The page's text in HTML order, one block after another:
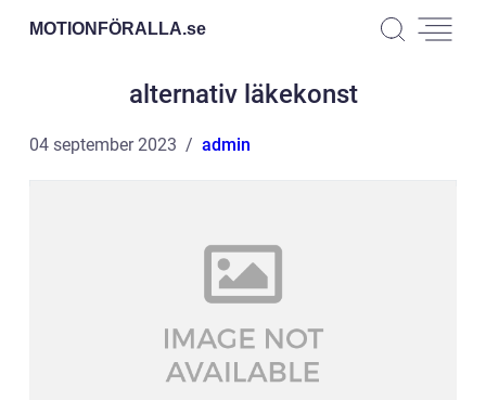
MOTIONFÖRALLA.se
alternativ läkekonst
04 september 2023 admin